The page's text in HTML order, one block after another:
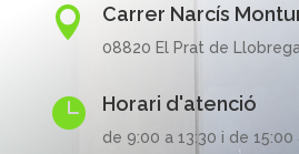
 Carrer Narcís
08820 El Prat de
 Horari d'atenció
de 9:00 a 13:30 i de 15:00